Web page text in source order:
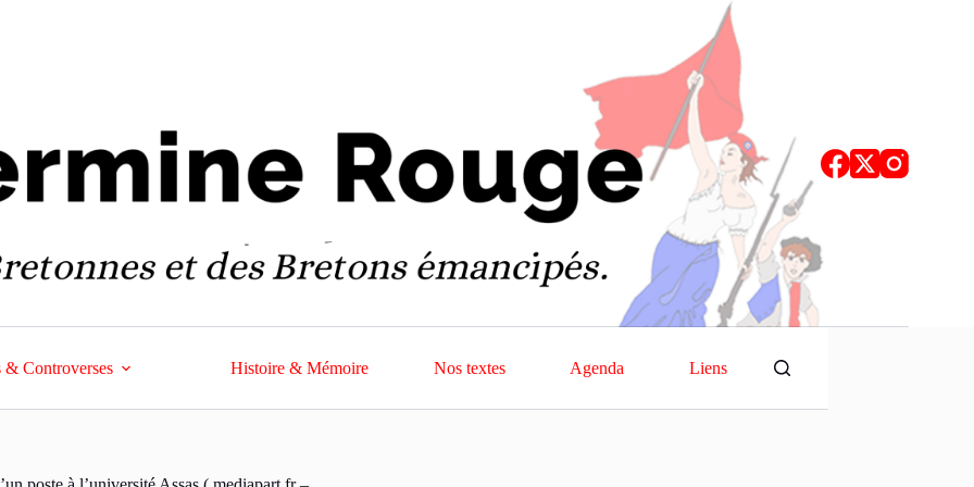
& Controverses Histoire & Mémoire Nos textes Agenda Liens